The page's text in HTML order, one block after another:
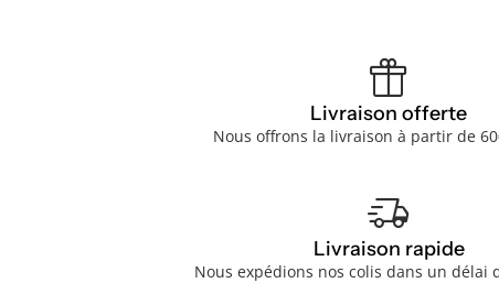
featured_seasonal_and_gifts
Livraison offerte
Nous offrons la livraison à partir de
delivery_truck_speed
Livraison rapide
Nous expédions nos colis dans un délai